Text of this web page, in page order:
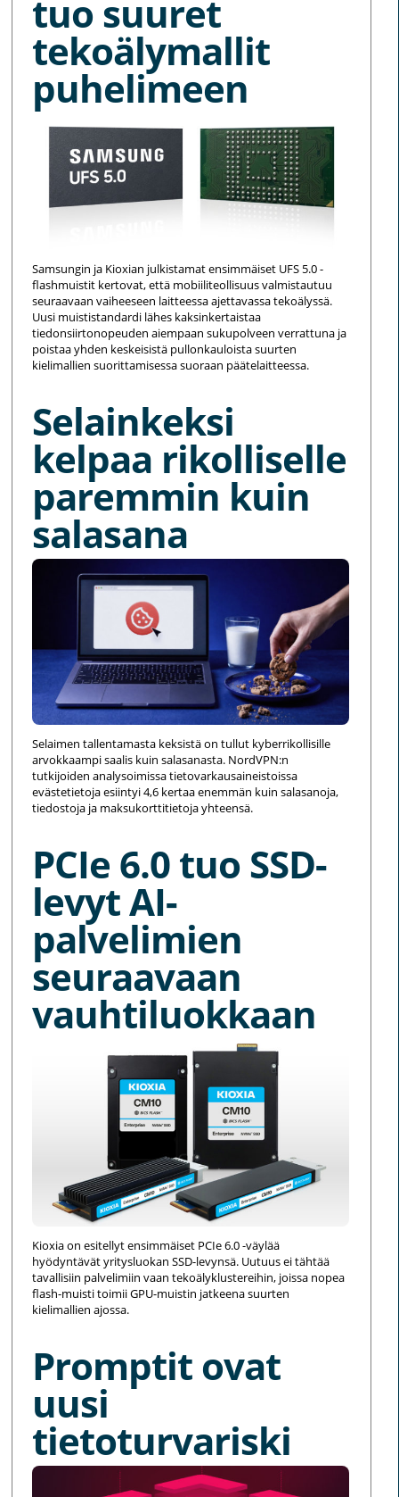
tuo suuret
tekoälymallit
puhelimeen
Samsungin ja Kioxian julkistamat ensimmäiset UFS 5.0 -
flashmuistit kertovat, että mobiiliteollisuus valmistautuu
seuraavaan vaiheeseen laitteessa ajettavassa tekoälyssä.
Uusi muististandardi lähes kaksinkertaistaa
tiedonsiirtonopeuden aiempaan sukupolveen verrattuna ja
poistaa yhden keskeisistä pullonkauloista suurten
kielimallien suorittamisessa suoraan päätelaitteessa.
Selainkeksi
kelpaa rikolliselle
paremmin kuin
salasana
Selaimen tallentamasta keksistä on tullut kyberrikollisille
arvokkaampi saalis kuin salasanasta. NordVPN:n
tutkijoiden analysoimissa tietovarkausaineistoissa
evästetietoja esiintyi 4,6 kertaa enemmän kuin salasanoja,
tiedostoja ja maksukorttitietoja yhteensä.
PCIe 6.0 tuo SSD-
levyt AI-
palvelimien
seuraavaan
vauhtiluokkaan
Kioxia on esitellyt ensimmäiset PCIe 6.0 -väylää
hyödyntävät yritysluokan SSD-levynsä. Uutuus ei tähtää
tavallisiin palvelimiin vaan tekoälyklustereihin, joissa nopea
flash-muisti toimii GPU-muistin jatkeena suurten
kielimallien ajossa.
Promptit ovat
uusi
tietoturvariski